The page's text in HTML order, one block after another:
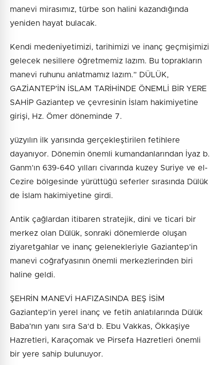
manevi mirasımız, türbe son halini kazandığında
yeniden hayat bulacak.
Kendi medeniyetimizi, tarihimizi ve inanç geçmişimizi
gelecek nesillere öğretmemiz lazım. Bu toprakların
manevi ruhunu anlatmamız lazım.” DÜLÜK,
GAZİANTEP’İN İSLAM TARİHİNDE ÖNEMLİ BİR YERE
SAHİP Gaziantep ve çevresinin İslam hakimiyetine
girişi, Hz. Ömer döneminde 7.
yüzyılın ilk yarısında gerçekleştirilen fetihlere
dayanıyor. Dönemin önemli kumandanlarından İyaz b.
Ganm’ın 639-640 yılları civarında kuzey Suriye ve el-
Cezire bölgesinde yürüttüğü seferler sırasında Dülük
de İslam hakimiyetine girdi.
Antik çağlardan itibaren stratejik, dini ve ticari bir
merkez olan Dülük, sonraki dönemlerde oluşan
ziyaretgahlar ve inanç gelenekleriyle Gaziantep’in
manevi coğrafyasının önemli merkezlerinden biri
haline geldi.
ŞEHRİN MANEVİ HAFIZASINDA BEŞ İSİM
Gaziantep’in yerel inanç ve fetih anlatılarında Dülük
Baba’nın yanı sıra Sa‘d b. Ebu Vakkas, Ökkaşiye
Hazretleri, Karaçomak ve Pirsefa Hazretleri önemli
bir yere sahip bulunuyor.